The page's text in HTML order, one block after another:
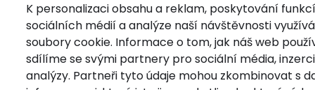
K personalizaci obsahu a reklam, poskytování funkcí
sociálních médií a analýze naší návštěvnosti
soubory cookie. Informace o tom, jak náš web
sdílíme se svými partnery pro sociální média,
analýzy. Partneři tyto údaje mohou zkombinovat s